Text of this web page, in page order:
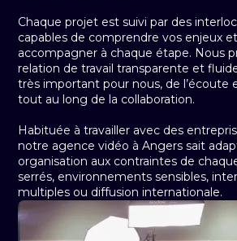
Chaque projet est suivi par des
capables de comprendre vos enjeux
accompagner à chaque étape. Nous
relation de travail transparente et
très important pour nous, de l’écoute
tout au long de la collaboration.
Habituée à travailler avec des
notre agence vidéo à Angers sait
organisation aux contraintes de
serrés, environnements sensibles,
multiples ou diffusion internationale.